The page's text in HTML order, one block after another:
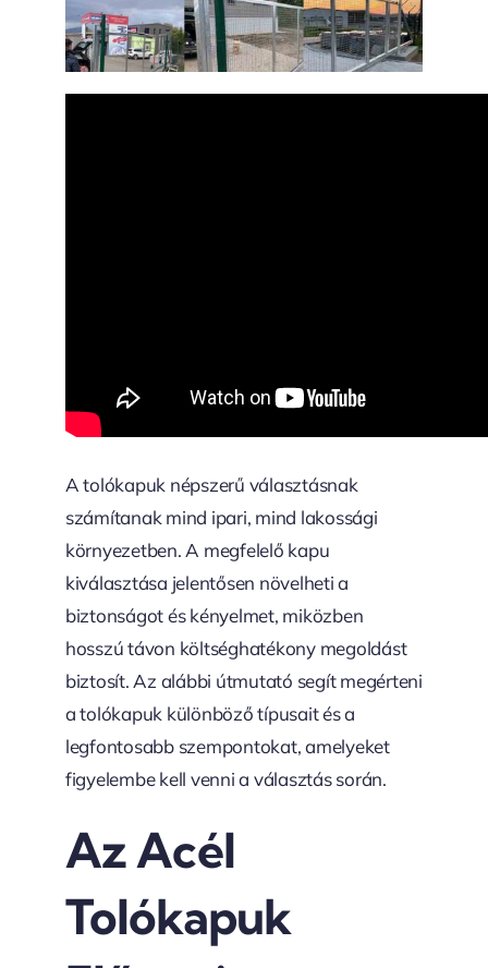
A tolókapuk népszerű választásnak
számítanak mind ipari, mind lakossági
környezetben. A megfelelő kapu
kiválasztása jelentősen növelheti a
biztonságot és kényelmet, miközben
hosszú távon költséghatékony megoldást
biztosít. Az alábbi útmutató segít megérteni
a tolókapuk különböző típusait és a
legfontosabb szempontokat, amelyeket
figyelembe kell venni a választás során.
Az Acél
Tolókapuk